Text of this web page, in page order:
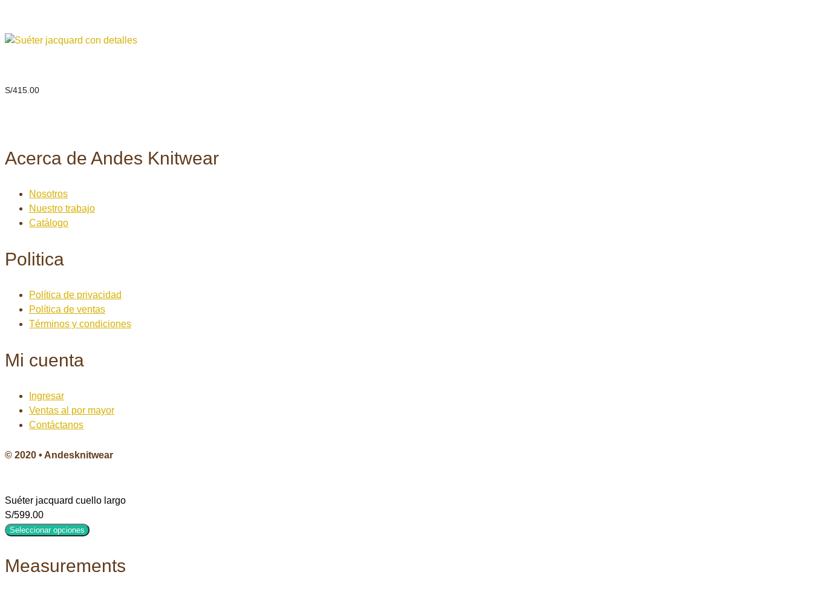
S/415.00
Acerca de Andes Knitwear
Nosotros
Nuestro trabajo
Catálogo
Politica
Política de privacidad
Política de ventas
Términos y condiciones
Mi cuenta
Ingresar
Ventas al por mayor
Contáctanos
© 2020 • Andesknitwear
Suéter jacquard cuello largo
S/599.00
Seleccionar opciones
Measurements